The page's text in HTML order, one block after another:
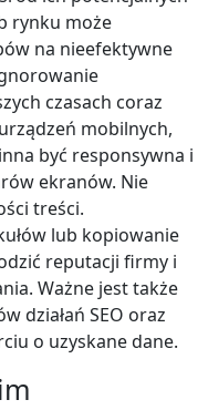
rynku może
na nieefektywne
czasach coraz
mobilnych,
być responsywna i
ekranów. Nie
treści.
lub kopiowanie
reputacji firmy i
Ważne jest także
działań SEO oraz
o uzyskane dane.